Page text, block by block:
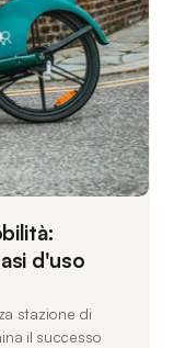
d'uso
stazione di
il successo